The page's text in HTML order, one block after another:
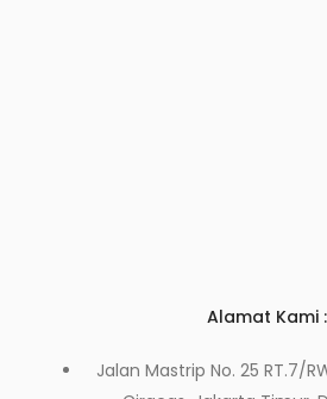
Alamat Kami :
Jalan Mastrip No. 25 RT.7/